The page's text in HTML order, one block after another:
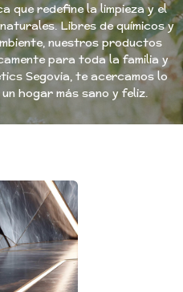
que redefine la limpieza y el
Libres de químicos y
nuestros productos
para toda la familia y
Segovia, te acercamos lo
hogar más sano y feliz.